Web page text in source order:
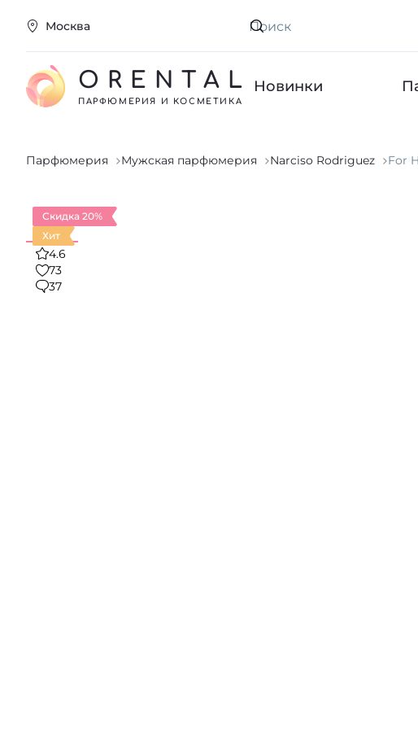
Москва Искать
ORENTAL
ПАРФЮМЕРИЯ И КОСМЕТИКА
Новинки
Парфюмерия Мужская парфюмерия Narciso Rodriguez For
Скидка 20%
Хит
4.6
73
37